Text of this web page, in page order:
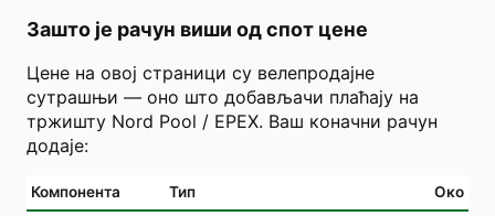
Зашто је рачун виши од спот цене
Цене на овој страници су велепродајне
сутрашњи — оно што добављачи плаћају на
тржишту Nord Pool / EPEX. Ваш коначни рачун
додаје:
Компонента Тип Око